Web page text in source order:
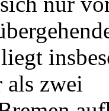
als zwei